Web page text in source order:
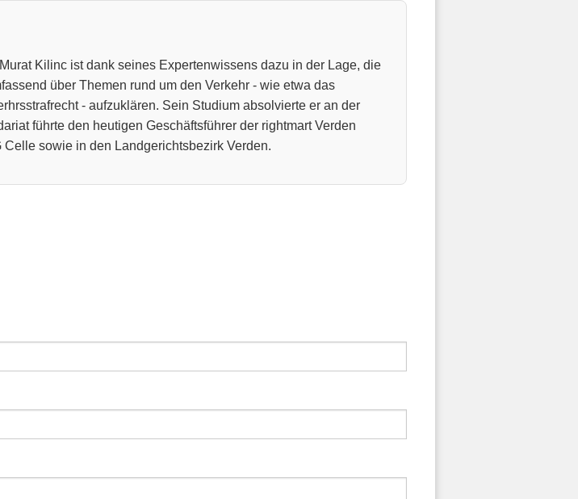
Kilinc ist dank seines Expertenwissens dazu in der Lage, die
über Themen rund um den Verkehr - wie etwa das
- aufzuklären. Sein Studium absolvierte er an der
führte den heutigen Geschäftsführer der rightmart Verden
sowie in den Landgerichtsbezirk Verden.